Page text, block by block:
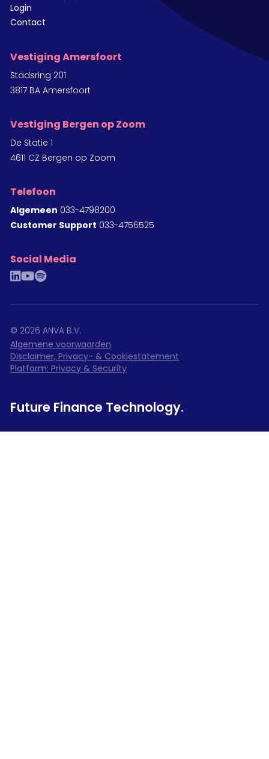
Login
Contact
Vestiging Amersfoort
Stadsring 201
3817 BA Amersfoort
Vestiging Bergen op Zoom
De Statie 1
4611 CZ Bergen op Zoom
Telefoon
Algemeen 033-4798200
Customer Support 033-4756525
Social Media
linkedinyoutubespotify
© 2026 ANVA B.V.
Algemene voorwaarden
Disclaimer, Privacy- & Cookiestatement
Platform: Privacy & Security
Future Finance Technology.